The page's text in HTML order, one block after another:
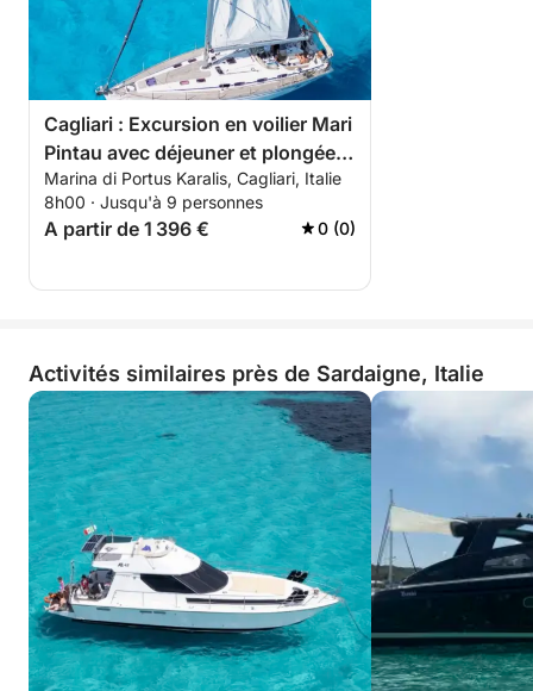
🌅 Découvrez Cagliari depuis la mer, en toute
exclusivité.
Une expérience privée, passionnante et relaxante à
la découverte de la côte sarde la plus fascinante,
jusqu'à la magie de Mari Pintau.
Cagliari : Excursion en voilier Mari
Pintau avec déjeuner et plongée
en apnée
Marina di Portus Karalis, Cagliari, Italie
8h00 · Jusqu'à 9 personnes
A partir de 1 396 € 0 (0)
Activités similaires près de Sardaigne, Italie